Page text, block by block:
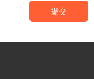
提交